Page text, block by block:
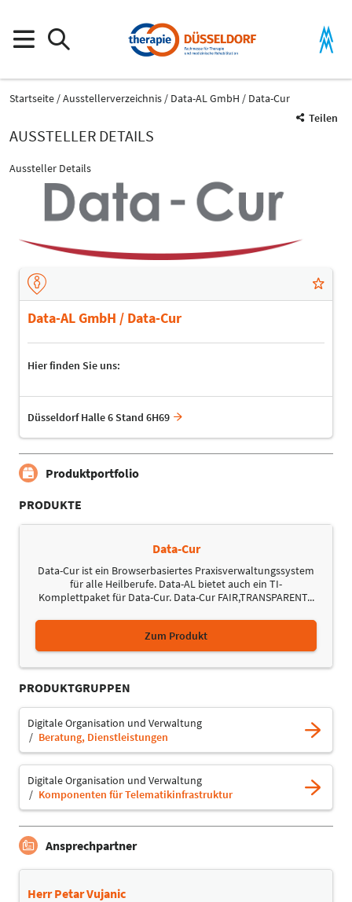
Startseite Ausstellerverzeichnis
Data-AL GmbH / Data-Cur
Teilen
AUSSTELLER DETAILS
Aussteller Details
Data-AL GmbH / Data-Cur
Hier finden Sie uns:
Düsseldorf Halle 6 Stand 6H69
Produktportfolio
PRODUKTE
Data-Cur
Data-Cur ist ein Browserbasiertes Praxisverwaltungssystem
für alle Heilberufe. Data-AL bietet auch ein TI-
Komplettpaket für Data-Cur. Data-Cur FAIR,TRANSPARENT...
Zum Produkt
PRODUKTGRUPPEN
Digitale Organisation und Verwaltung
Beratung, Dienstleistungen
Digitale Organisation und Verwaltung
Komponenten für Telematikinfrastruktur
Ansprechpartner
Herr Petar Vujanic